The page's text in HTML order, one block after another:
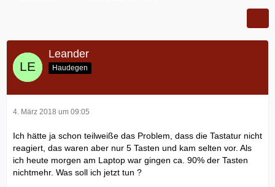
Leander
Haudegen
4. März 2018 um 09:05
Ich hätte ja schon teilweiße das Problem, dass die Tastatur nicht
reagiert, das waren aber nur 5 Tasten und kam selten vor. Als
ich heute morgen am Laptop war gingen ca. 90% der Tasten
nichtmehr. Was soll ich jetzt tun ?